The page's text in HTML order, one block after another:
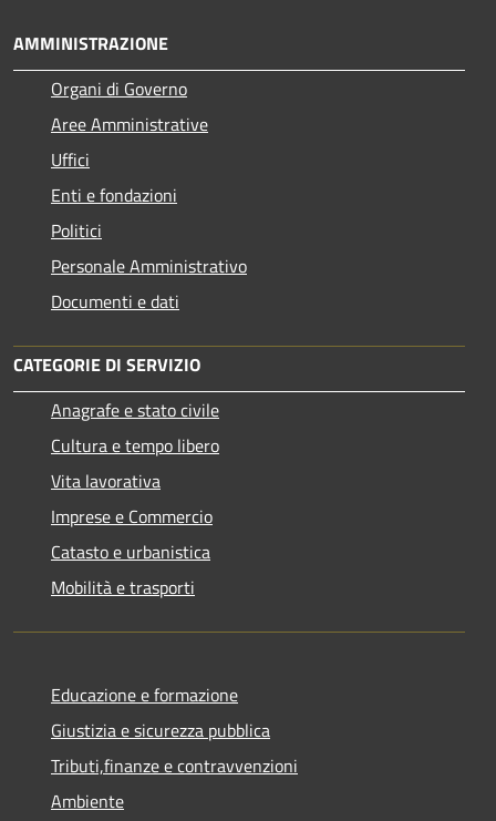
AMMINISTRAZIONE
Organi di Governo
Aree Amministrative
Uffici
Enti e fondazioni
Politici
Personale Amministrativo
Documenti e dati
CATEGORIE DI SERVIZIO
Anagrafe e stato civile
Cultura e tempo libero
Vita lavorativa
Imprese e Commercio
Catasto e urbanistica
Mobilità e trasporti
Educazione e formazione
Giustizia e sicurezza pubblica
Tributi,finanze e contravvenzioni
Ambiente